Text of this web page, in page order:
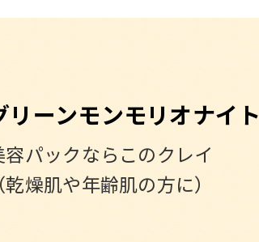
リーンモンモリオナイト
容パックならこのクレイ
（乾燥肌や年齢肌の方に）